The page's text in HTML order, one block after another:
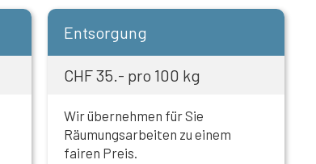
Entsorgung
CHF 35.- pro 100 kg
Wir übernehmen für Sie
Räumungsarbeiten zu einem
fairen Preis.